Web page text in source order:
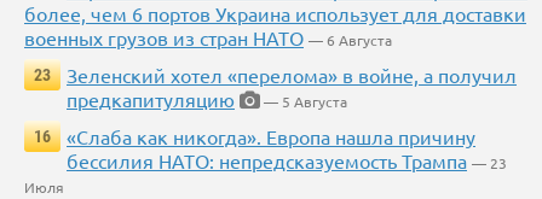
более, чем 6 портов Украина использует для доставки
военных грузов из стран НАТО — 6 Августа
23
Зеленский хотел «перелома» в войне, а получил
предкапитуляцию
— 5 Августа
16
«Слаба как никогда». Европа нашла причину
бессилия НАТО: непредсказуемость Трампа — 23
Июля